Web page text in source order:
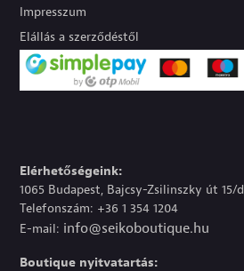
Impresszum
Elállás a szerződéstől
Elérhetőségeink:
1065 Budapest, Bajcsy-Zsilinszky út 15/d
Telefonszám: +36 1 354 1204
E-mail: info@seikoboutique.hu
Boutique nyitvatartás: